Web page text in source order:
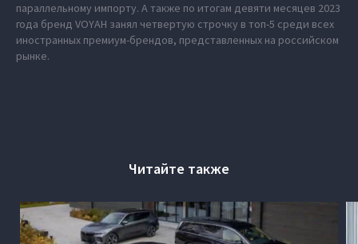
параллельному импорту. А также по итогам девяти месяцев 2023
года бренд VOYAH занял четвертую строчку в топ-5 среди всех
иностранных премиум-брендов, представленных на российском
рынке.
Читайте также